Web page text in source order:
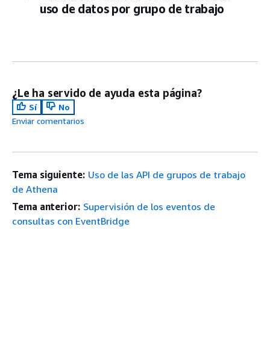
uso de datos por grupo de trabajo
¿Le ha servido de ayuda esta página?
Sí
No
Enviar comentarios
Tema siguiente: Uso de las API de grupos de trabajo
de Athena
Tema anterior: Supervisión de los eventos de
consultas con EventBridge